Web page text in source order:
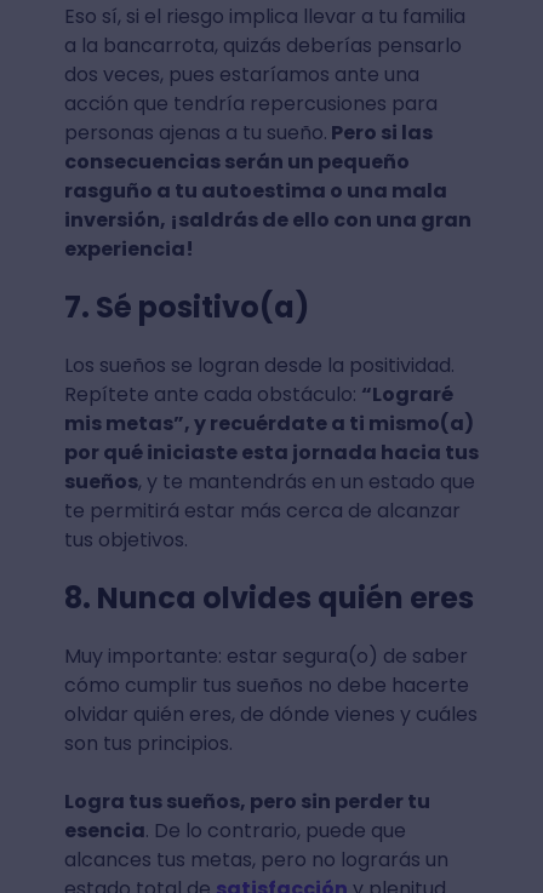
Eso sí, si el riesgo implica llevar a tu familia
a la bancarrota, quizás deberías pensarlo
dos veces, pues estaríamos ante una
acción que tendría repercusiones para
personas ajenas a tu sueño. Pero si las
consecuencias serán un pequeño
rasguño a tu autoestima o una mala
inversión, ¡saldrás de ello con una gran
experiencia!
7. Sé positivo(a)
Los sueños se logran desde la positividad.
Repítete ante cada obstáculo: “Lograré
mis metas”, y recuérdate a ti mismo(a)
por qué iniciaste esta jornada hacia tus
sueños, y te mantendrás en un estado que
te permitirá estar más cerca de alcanzar
tus objetivos.
8. Nunca olvides quién eres
Muy importante: estar segura(o) de saber
cómo cumplir tus sueños no debe hacerte
olvidar quién eres, de dónde vienes y cuáles
son tus principios.
Logra tus sueños, pero sin perder tu
esencia. De lo contrario, puede que
alcances tus metas, pero no lograrás un